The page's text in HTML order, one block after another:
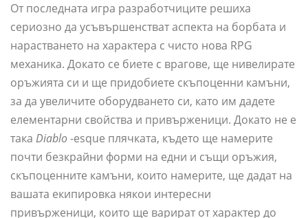
От последната игра разработчиците решиха
сериозно да усъвършенстват аспекта на борбата и
нарастването на характера с чисто нова RPG
механика. Докато се биете с врагове, ще нивелирате
оръжията си и ще придобиете скъпоценни камъни,
за да увеличите оборудването си, като им дадете
елементарни свойства и привърженици. Докато не е
така Diablo-esque плячката, където ще намерите
почти безкрайни форми на едни и същи оръжия,
скъпоценните камъни, които намерите, ще дадат на
вашата екипировка някои интересни
привърженици, които ще варират от характер до